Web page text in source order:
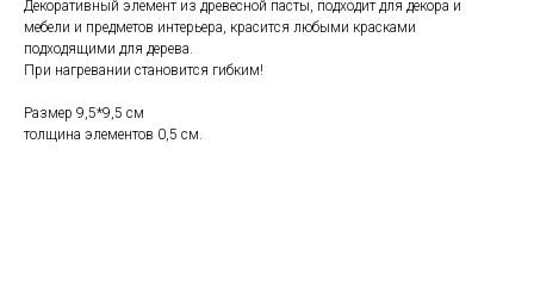
Декоративный элемент из древесной пасты, подходит для декора и
мебели и предметов интерьера, красится любыми красками
подходящими для дерева.
При нагревании становится гибким!
Размер 9,5*9,5 см
толщина элементов 0,5 см.